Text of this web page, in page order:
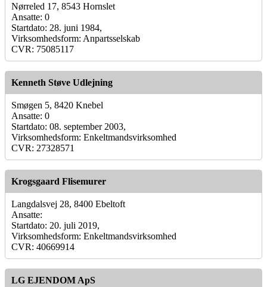
Nørreled 17, 8543 Hornslet
Ansatte: 0
Startdato: 28. juni 1984,
Virksomhedsform: Anpartsselskab
CVR: 75085117
Kenneth Støve Udlejning
Smøgen 5, 8420 Knebel
Ansatte: 0
Startdato: 08. september 2003,
Virksomhedsform: Enkeltmandsvirksomhed
CVR: 27328571
Krogsgaard Flisemurer
Langdalsvej 28, 8400 Ebeltoft
Ansatte:
Startdato: 20. juli 2019,
Virksomhedsform: Enkeltmandsvirksomhed
CVR: 40669914
LG EJENDOM ApS